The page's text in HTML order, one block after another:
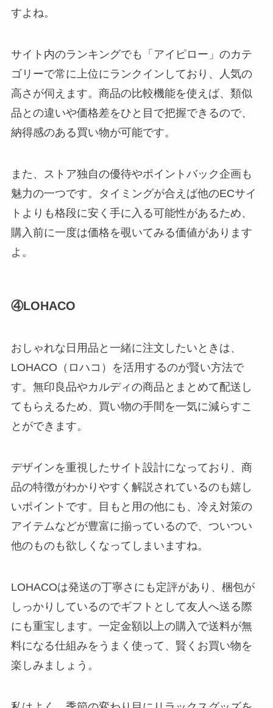
すよね。
サイト内のランキングでも「アイピロー」のカテ
ゴリーで常に上位にランクインしており、人気の
高さが伺えます。商品の比較機能を使えば、類似
品との違いや価格差をひと目で把握できるので、
納得感のある買い物が可能です。
また、ストア独自の優待やポイントバック企画も
魅力の一つです。タイミングが合えば他のECサイ
トよりも格段に安く手に入る可能性があるため、
購入前に一度は価格を覗いてみる価値があります
よ。
④LOHACO
おしゃれな日用品と一緒に注文したいときは、
LOHACO（ロハコ）を活用するのが賢い方法で
す。無印良品やカルディの商品とまとめて配送し
てもらえるため、買い物の手間を一気に減らすこ
とができます。
デザインを重視したサイト設計になっており、商
品の特徴がわかりやすく解説されているのも嬉し
いポイントです。目もと用の他にも、冷え対策の
アイテムなどが豊富に揃っているので、ついつい
他のものも欲しくなってしまいますね。
LOHACOは発送の丁寧さにも定評があり、梱包が
しっかりしているのでギフトとして友人へ送る際
にも重宝します。一定金額以上の購入で送料が無
料になる仕組みをうまく使って、賢くお買い物を
楽しみましょう。